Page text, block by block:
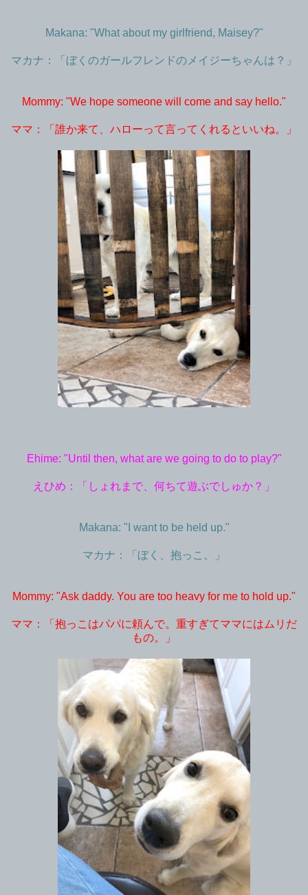
Makana: "What about my girlfriend, Maisey?"
マカナ：「ぼくのガールフレンドのメイジーちゃんは？」
Mommy: "We hope someone will come and say hello."
ママ：「誰か来て、ハローって言ってくれるといいね。」
Ehime: "Until then, what are we going to do to play?"
えひめ：「しょれまで、何ちて遊ぶでしゅか？」
Makana: "I want to be held up."
マカナ：「ぼく、抱っこ。」
Mommy: "Ask daddy. You are too heavy for me to hold up."
ママ：「抱っこはパパに頼んで。重すぎてママにはムリだ
もの。」